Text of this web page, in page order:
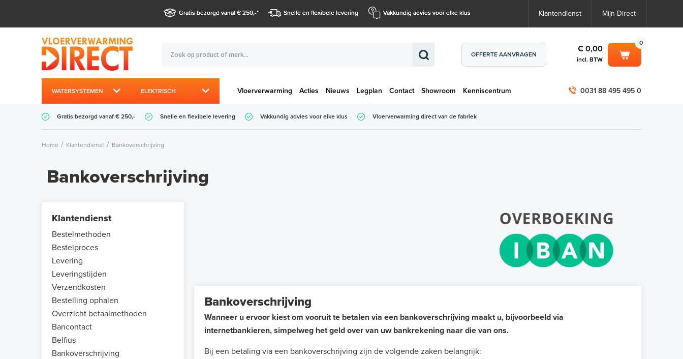
Gratis bezorgd vanaf € 250,-* Snelle en flexibele levering Vakkundig advies voor elke klus Klantendienst Mijn Direct
OFFERTE AANVRAGEN
0
€ 0,00
incl. BTW
WATERSYSTEMEN ELEKTRISCH Vloerverwarming Acties Nieuws Legplan Contact Showroom Kenniscentrum
€ 0,00 0031 88 495 495 0
Gratis bezorgd vanaf € 250,- Snelle en flexibele levering Vakkundig advies voor elke klus Vloerverwarming direct van de fabriek
Home Klantendienst Bankoverschrijving
Bankoverschrijving
Klantendienst
Bestelmethoden
Bestelproces
Levering
Leveringstijden
Verzendkosten
Bestelling ophalen
Overzicht betaalmethoden
Bancontact
Belfius
Bankoverschrijving
Bankoverschrijving
Wanneer u ervoor kiest om vooruit te betalen via een bankoverschrijving maakt u, bijvoorbeeld via
internetbankieren, simpelweg het geld over van uw bankrekening naar die van ons.
Bij een betaling via een bankoverschrijving zijn de volgende zaken belangrijk: